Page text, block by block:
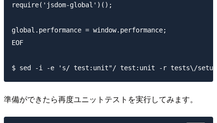
require('jsdom-global')();
global.performance = window.performance;
EOF
準備ができたら再度ユニットテストを実行してみます。